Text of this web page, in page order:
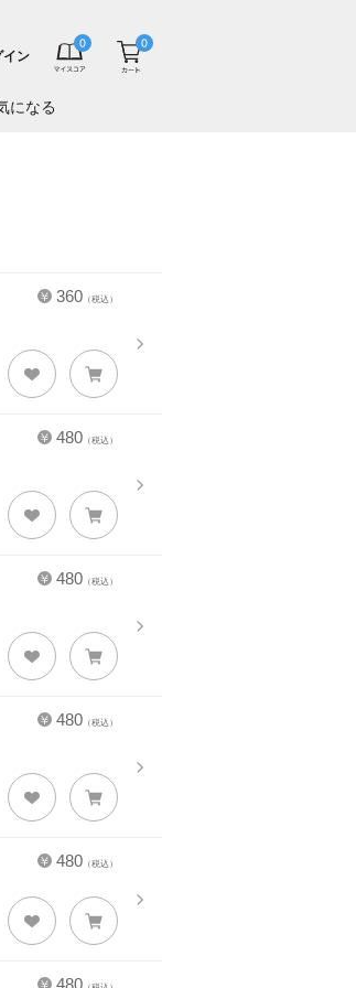
になる
イン
360 （税込）
480 （税込）
480 （税込）
480 （税込）
480 （税込）
480